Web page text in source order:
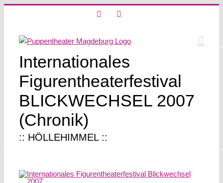
Internationales
Figurentheaterfestival
BLICKWECHSEL 2007
(Chronik)
:: HÖLLEHIMMEL ::